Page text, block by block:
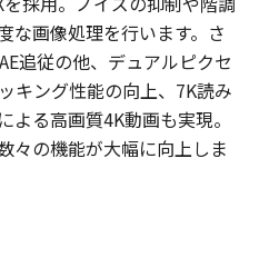
な画像処理を行います。さ
追従の他、デュアルピクセ
キング性能の向上、7K読み
る高画質4K動画も実現。
々の機能が大幅に向上しま